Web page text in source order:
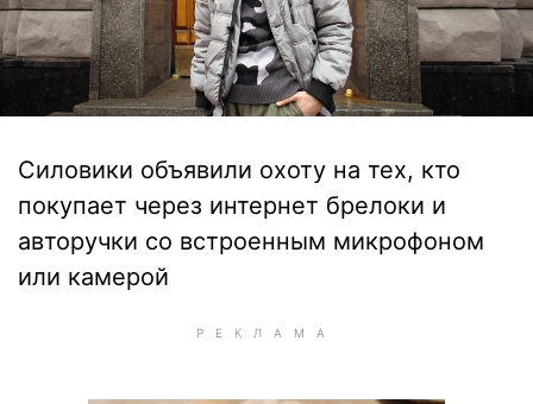
Силовики объявили охоту на тех, кто
покупает через интернет брелоки и
авторучки со встроенным микрофоном
или камерой